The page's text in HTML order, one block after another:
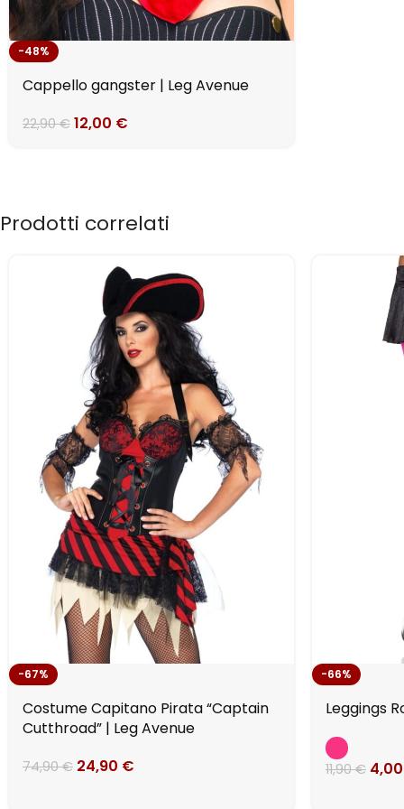
-48%
Cappello gangster | Leg Avenue
22,90€ 12,00 €
Prodotti correlati
-67%
Costume Capitano Pirata “Captain
Cutthroad” | Leg Avenue
74,90€ 24,90 €
-66%
Leggings
11,90€